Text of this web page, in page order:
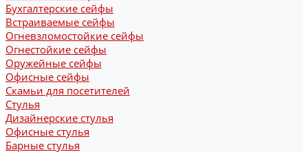
Бухгалтерские сейфы
Встраиваемые сейфы
Огневзломостойкие сейфы
Огнестойкие сейфы
Оружейные сейфы
Офисные сейфы
Скамьи для посетителей
Стулья
Дизайнерские стулья
Офисные стулья
Барные стулья